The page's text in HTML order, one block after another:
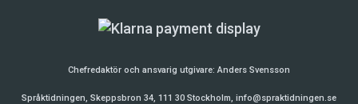
Chefredaktör och ansvarig utgivare:Anders Svensson
Språktidningen, Skeppsbron 34, 111 30 Stockholm, info@spraktidningen.se